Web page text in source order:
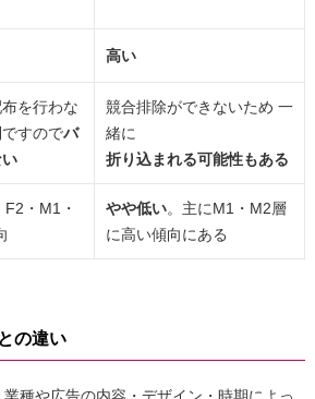
高い
を行わな
すのでバ
競合排除ができないため 一
緒に
折り込まれる可能性もある
・M1・
やや低い。主にM1・M2層
に高い傾向にある
の違い